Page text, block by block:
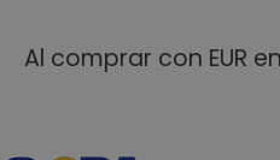
Al comprar con EUR